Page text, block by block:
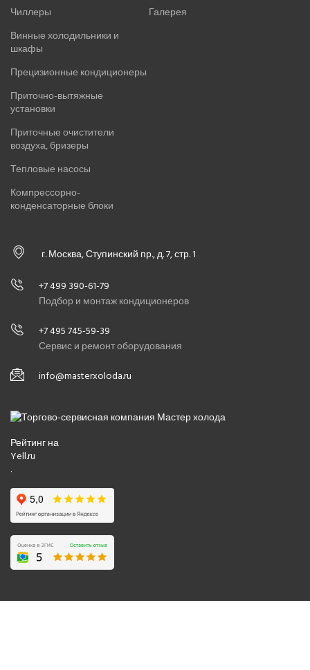
Чиллеры
Винные холодильники и
шкафы
Прецизионные кондиционеры
Приточно-вытяжные
установки
Приточные очистители
воздуха, бризеры
Тепловые насосы
Компрессорно-
конденсаторные блоки
Галерея
г. Москва, Ступинский пр., д. 7, стр. 1
+7 499 390-61-79
Подбор и монтаж кондиционеров
+7 495 745-59-39
Сервис и ремонт оборудования
info@masterxoloda.ru
Рейтинг на
Yell.ru
.